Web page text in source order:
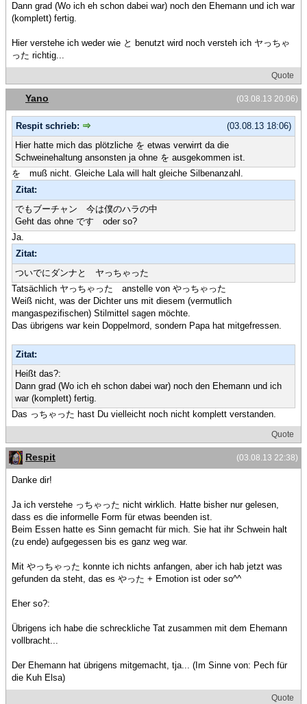
Dann grad (Wo ich eh schon dabei war) noch den Ehemann und ich war
(komplett) fertig.
Hier verstehe ich weder wie と benutzt wird noch versteh ich ヤっちゃ
った richtig...
Quote
(03.08.13 20:06)
Yano
(03.08.13 18:06)
Respit schrieb:
Hier hatte mich das plötzliche を etwas verwirrt da die
Schweinehaltung ansonsten ja ohne を ausgekommen ist.
を muß nicht. Gleiche Lala will halt gleiche Silbenanzahl.
Zitat:
でもブーチャン 今は僕のハラの中
Geht das ohne です oder so?
Ja.
Zitat:
ついでにダンナと ヤっちゃった
Tatsächlich ヤっちゃった anstelle von やっちゃった
Weiß nicht, was der Dichter uns mit diesem (vermutlich
mangaspezifischen) Stilmittel sagen möchte.
Das übrigens war kein Doppelmord, sondern Papa hat mitgefressen.
Zitat:
Heißt das?:
Dann grad (Wo ich eh schon dabei war) noch den Ehemann und ich
war (komplett) fertig.
Das っちゃった hast Du vielleicht noch nicht komplett verstanden.
Quote
(03.08.13 22:38)
Respit
Danke dir!
Ja ich verstehe っちゃった nicht wirklich. Hatte bisher nur gelesen,
dass es die informelle Form für etwas beenden ist.
Beim Essen hatte es Sinn gemacht für mich. Sie hat ihr Schwein halt
(zu ende) aufgegessen bis es ganz weg war.
Mit やっちゃった konnte ich nichts anfangen, aber ich hab jetzt was
gefunden da steht, das es やった + Emotion ist oder so^^
Eher so?:
Übrigens ich habe die schreckliche Tat zusammen mit dem Ehemann
vollbracht...
Der Ehemann hat übrigens mitgemacht, tja... (Im Sinne von: Pech für
die Kuh Elsa)
Quote